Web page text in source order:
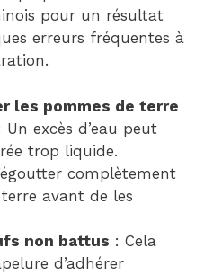
pour un résultat
erreurs fréquentes à
les pommes de terre
Un excès d’eau peut
trop liquide.
complètement
avant de les
non battus : Cela
d’adhérer